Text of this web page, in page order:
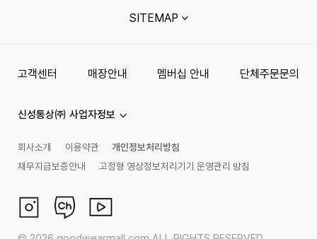
SITEMAP
고객센터 매장안내 멤버십 안내 단체주문문의
신성통상㈜ 사업자정보
회사소개 이용약관
개인정보처리방침
채무지급보증안내
고정형 영상정보처리기기 운영관리 방침